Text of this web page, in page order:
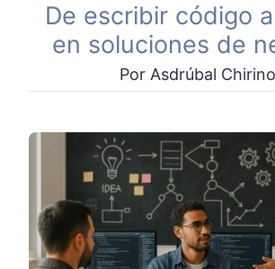
De escribir código
en soluciones de
Por Asdrúbal